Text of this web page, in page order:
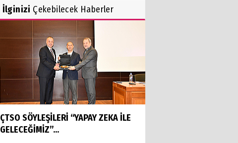
İlginizi Çekebilecek Haberler
ÇTSO SÖYLEŞİLERİ “YAPAY ZEKA İLE
GELECEĞİMİZ”...